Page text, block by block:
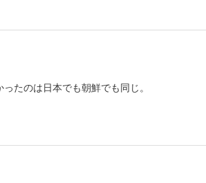
たのは日本でも朝鮮でも同じ。